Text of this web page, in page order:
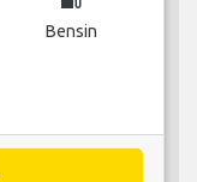
Bensin